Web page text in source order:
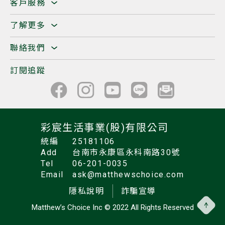
客戶服務
了解更多
聯絡我們
訂閱追蹤
彩宸生活事業(股)有限公司
統編
25181106
Add
台南市永康區永科南路30號
Tel
06-201-0035
Email
ask@matthewschoice.com
隱私說明
詐騙宣導
Matthew’s Choice Inc © 2022 All Rights Reserved